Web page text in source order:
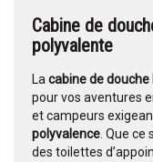
Cabine de
polyvalente
La cabine de douche
pour vos aventures
et campeurs
polyvalence . Que
des toilettes